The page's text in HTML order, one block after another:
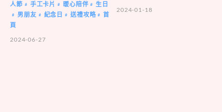
人節 # 手工卡片 # 暖心陪伴 # 生日
# 男朋友 # 紀念日 # 送禮攻略 #
首
頁
2024-06-27
2024-01-18